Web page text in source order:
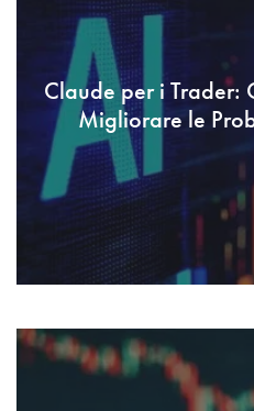
Claude per i Trader:
Migliorare le